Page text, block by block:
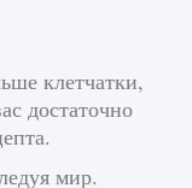
клетчатки,
достаточно
мир.